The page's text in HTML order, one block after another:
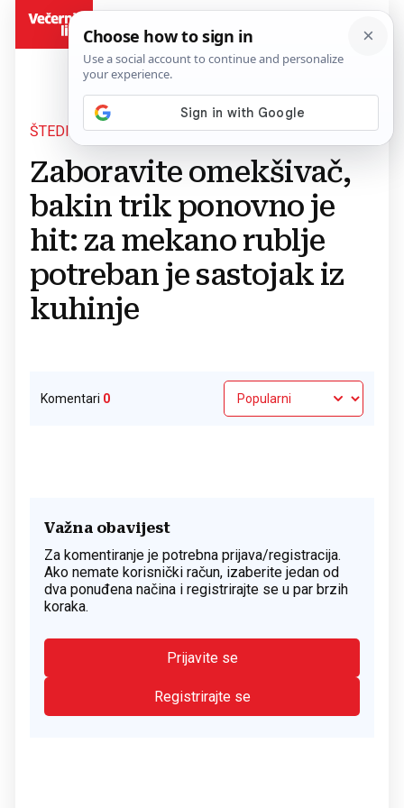
ŠTEDI NOVAC Povratak na članak
Zaboravite omekšivač,
bakin trik ponovno je
hit: za mekano rublje
potreban je sastojak iz
kuhinje
Komentari 0
Važna obavijest
Za komentiranje je potrebna prijava/registracija.
Ako nemate korisnički račun, izaberite jedan od
dva ponuđena načina i registrirajte se u par brzih
koraka.
Prijavite se
Registrirajte se